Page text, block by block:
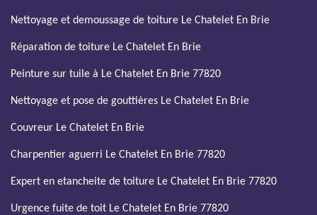
Nettoyage et demoussage de toiture Le Chatelet En Brie
Réparation de toiture Le Chatelet En Brie
Peinture sur tuile à Le Chatelet En Brie 77820
Nettoyage et pose de gouttières Le Chatelet En Brie
Couvreur Le Chatelet En Brie
Charpentier aguerri Le Chatelet En Brie 77820
Expert en etancheite de toiture Le Chatelet En Brie 77820
Urgence fuite de toit Le Chatelet En Brie 77820